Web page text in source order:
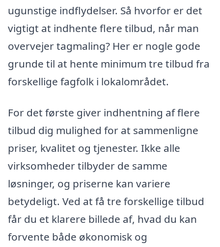
ugunstige indflydelser. Så hvorfor er det
vigtigt at indhente flere tilbud, når man
overvejer tagmaling? Her er nogle gode
grunde til at hente minimum tre tilbud fra
forskellige fagfolk i lokalområdet.
For det første giver indhentning af flere
tilbud dig mulighed for at sammenligne
priser, kvalitet og tjenester. Ikke alle
virksomheder tilbyder de samme
løsninger, og priserne kan variere
betydeligt. Ved at få tre forskellige tilbud
får du et klarere billede af, hvad du kan
forvente både økonomisk og